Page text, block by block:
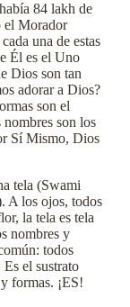
84 lakh de
el Morador
una de estas
Él es el Uno
Dios son tan
adorar a Dios?
son el
son los
Sí Mismo, Dios
tela (Swami
A los ojos, todos
la tela es tela
nombres y
todos
Es el sustrato
formas. ¡ES!